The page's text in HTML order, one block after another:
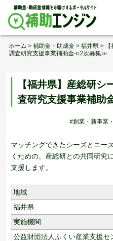
Skip
content
ホーム > 補助金・助成金 > 福井県 >
調査研究支援事業補助金≪2次募集≫
【福井県】産総研シ
査研究支援事業補
#創業・新事業
マッチングできたシーズとニー
くための、産総研との共同研究
支援します。
地域
福井県
実施機関
公益財団法人ふくい産業支援セ